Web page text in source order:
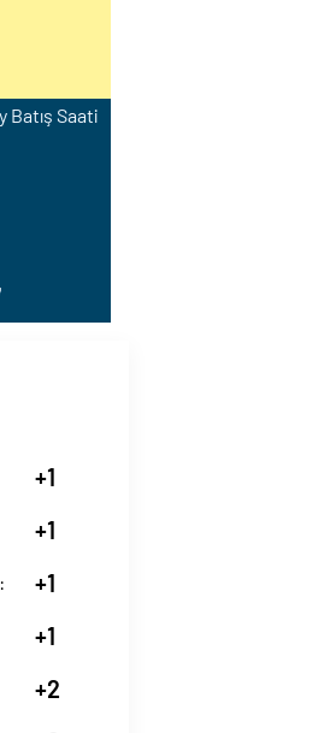
Batış Saati
+1
+1
+1
+1
+2